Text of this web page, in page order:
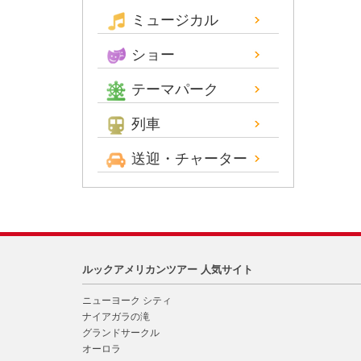
ミュージカル
ショー
テーマパーク
列車
送迎・チャーター
ルックアメリカンツアー 人気サイト
ニューヨーク シティ
ナイアガラの滝
グランドサークル
オーロラ